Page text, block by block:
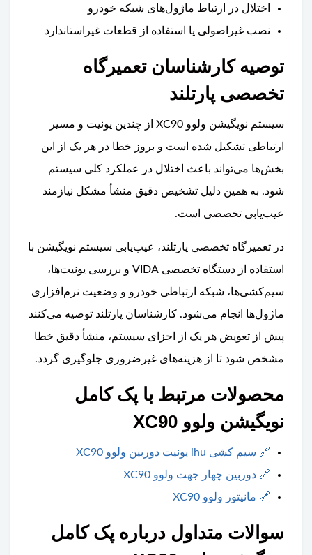
اختلال در ارتباط ماژول‌های شبکه خودرو
نصب غیراصولی یا استفاده از قطعات غیراستاندارد
توصیه کارشناسان تعمیرگاه
تخصصی پارتلند
سیستم نویگیشن ولوو XC90 از چندین یونیت و مسیر
ارتباطی تشکیل شده است و بروز خطا در هر یک از این
بخش‌ها می‌تواند باعث اختلال در عملکرد کلی سیستم
شود. به همین دلیل تشخیص دقیق منشأ مشکل نیازمند
عیب‌یابی تخصصی است.
در تعمیرگاه تخصصی پارتلند، عیب‌یابی سیستم نویگیشن با
استفاده از دستگاه تخصصی VIDA و بررسی یونیت‌ها،
سیم‌کشی‌ها، شبکه ارتباطی خودرو و وضعیت نرم‌افزاری
ماژول‌ها انجام می‌شود. کارشناسان پارتلند توصیه می‌کنند
پیش از تعویض هر یک از اجزای سیستم، منشأ دقیق خطا
مشخص شود تا از هزینه‌های غیرضروری جلوگیری گردد.
محصولات مرتبط با پک کامل
نویگیشن ولوو XC90
🔗 سیم کشی ihu یونیت دوربین ولوو XC90
🔗 دوربین چهار جهت ولوو XC90
🔗 مانیتور ولوو XC90
سوالات متداول درباره پک کامل